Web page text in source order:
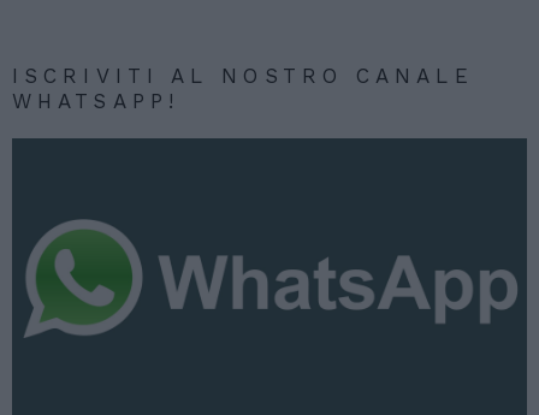
ISCRIVITI AL NOSTRO CANALE
WHATSAPP!